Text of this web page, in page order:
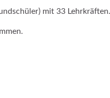
mit 33 Lehrkräften.